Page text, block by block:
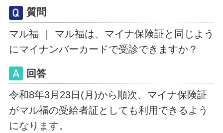
質問
マル福 ｜ マル福は、マイナ保険証と同じよう
にマイナンバーカードで受診できますか？
回答
令和8年3月23日(月)から順次、マイナ保険証
がマル福の受給者証としても利用できるよう
になります。